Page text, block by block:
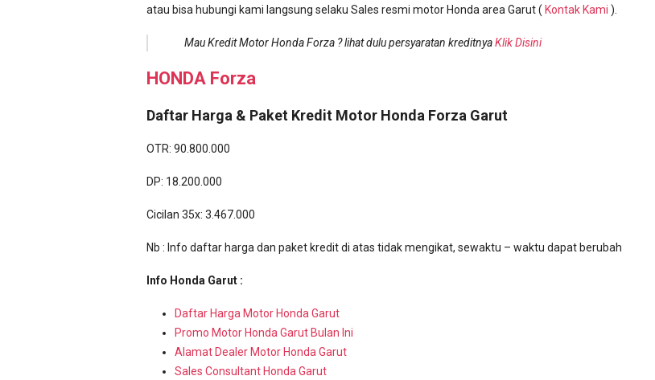
atau bisa hubungi kami langsung selaku Sales resmi motor Honda area Garut ( Kontak Kami ).
Mau Kredit Motor Honda Forza ? lihat dulu persyaratan kreditnyaKlik Disini
HONDA Forza
Daftar Harga & Paket Kredit Motor Honda Forza Garut
OTR: 90.800.000
DP: 18.200.000
Cicilan 35x: 3.467.000
Nb : Info daftar harga dan paket kredit di atas tidak mengikat, sewaktu – waktu dapat berubah
Info Honda Garut :
Daftar Harga Motor Honda Garut
Promo Motor Honda Garut Bulan Ini
Alamat Dealer Motor Honda Garut
Sales Consultant Honda Garut